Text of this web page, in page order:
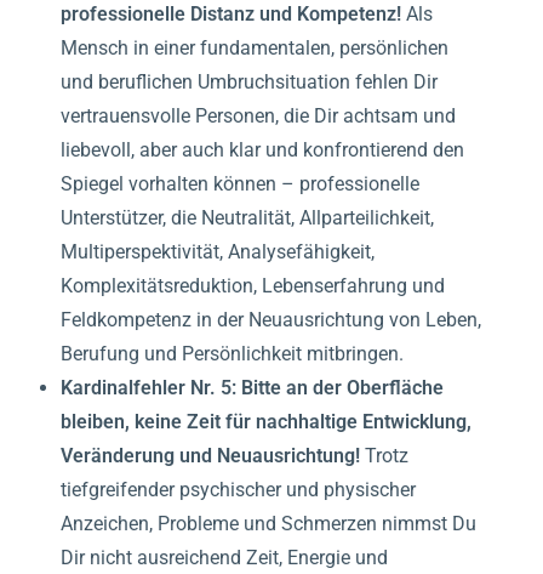
professionelle Distanz und Kompetenz! Als
Mensch in einer fundamentalen, persönlichen
und beruflichen Umbruchsituation fehlen Dir
vertrauensvolle Personen, die Dir achtsam und
liebevoll, aber auch klar und konfrontierend den
Spiegel vorhalten können – professionelle
Unterstützer, die Neutralität, Allparteilichkeit,
Multiperspektivität, Analysefähigkeit,
Komplexitätsreduktion, Lebenserfahrung und
Feldkompetenz in der Neuausrichtung von Leben,
Berufung und Persönlichkeit mitbringen.
Kardinalfehler Nr. 5: Bitte an der Oberfläche
bleiben, keine Zeit für nachhaltige Entwicklung,
Veränderung und Neuausrichtung! Trotz
tiefgreifender psychischer und physischer
Anzeichen, Probleme und Schmerzen nimmst Du
Dir nicht ausreichend Zeit, Energie und